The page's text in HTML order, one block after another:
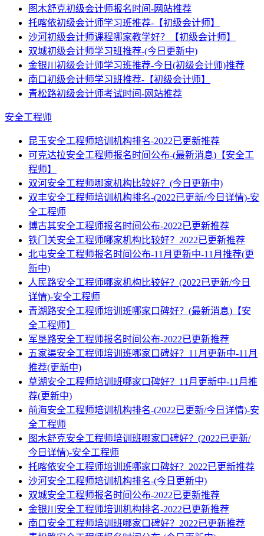
图木舒克初级会计师报名时间-网站推荐
托喀依初级会计师学习班推荐-【初级会计师】
沙河初级会计师课程哪家教学好？【初级会计师】
双城初级会计师学习班推荐-(今日更新中)
金银川初级会计师学习班推荐-今日(初级会计师)推荐
南口初级会计师学习班推荐-【初级会计师】
青松路初级会计师考试时间-网站推荐
安全工程师
昆玉安全工程师培训机构排名-2022已更新推荐
可克达拉安全工程师报名时间公布-(最新消息)【安全工
程师】
双河安全工程师哪家机构比较好？(今日更新中)
双丰安全工程师培训机构排名-(2022已更新/今日详情)-安
全工程师
博古其安全工程师报名时间公布-2022已更新推荐
铁门关安全工程师哪家机构比较好？2022已更新推荐
北屯安全工程师报名时间公布-11月更新中-11月推荐(更
新中)
人民路安全工程师哪家机构比较好？(2022已更新/今日
详情)-安全工程师
青湖路安全工程师培训班哪家口碑好？(最新消息)【安
全工程师】
军垦路安全工程师报名时间公布-2022已更新推荐
五家渠安全工程师培训班哪家口碑好？11月更新中-11月
推荐(更新中)
草湖安全工程师培训班哪家口碑好？11月更新中-11月推
荐(更新中)
前海安全工程师培训机构排名-(2022已更新/今日详情)-安
全工程师
图木舒克安全工程师培训班哪家口碑好？(2022已更新/
今日详情)-安全工程师
托喀依安全工程师培训班哪家口碑好？2022已更新推荐
沙河安全工程师培训机构排名-(今日更新中)
双城安全工程师报名时间公布-2022已更新推荐
金银川安全工程师培训机构排名-2022已更新推荐
南口安全工程师培训班哪家口碑好？2022已更新推荐